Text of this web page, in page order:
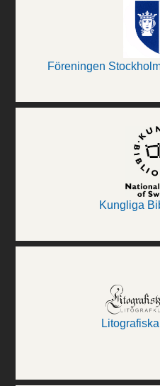
Föreningen
Kungliga